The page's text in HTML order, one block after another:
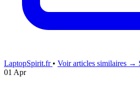
LaptopSpirit.fr • Voir articles similaires →
01 Apr